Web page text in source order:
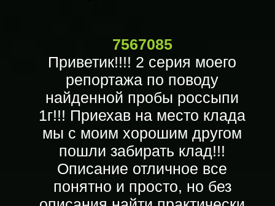
7567085
Приветик!!!! 2 серия моего
репортажа по поводу
найденной пробы россыпи
1г!!! Приехав на место клада
мы с моим хорошим другом
пошли забирать клад!!!
Описание отличное все
понятно и просто, но без